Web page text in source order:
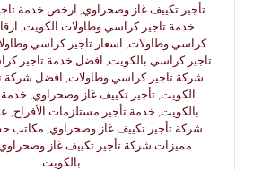
تأجير تكييف غاز وصحراوي ارخص خدمة
خدمة تاجير كراسي وطاولات الكويت
كراسي وطاولات اسعار تاجير كراسي
تاجير كراسي بالكويت افضل خدمة تاجير
شركة تاجير كراسي وطاولات افضل شركة
الكويت تأجير تكييف غاز وصحراوي خدمة
بالكويت خدمة تأجير مستلزمات الأفراح
شركة تأجير تكييف غاز وصحراوي مكاتب
مميزات شركة تأجير تكييف غاز وصحراوي
بالكويت